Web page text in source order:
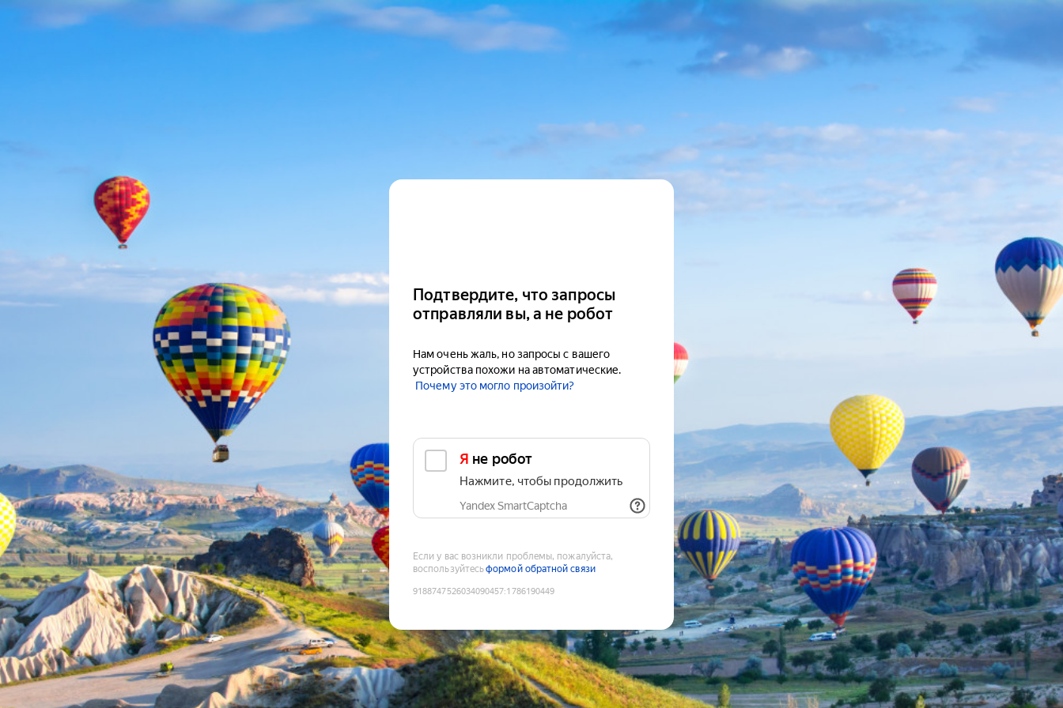
Подтвердите, что запросы
отправляли вы, а не робот
Нам очень жаль, но запросы с вашего
устройства похожи на автоматические.
Почему это могло произойти?
Я не робот
Нажмите, чтобы продолжить
Yandex SmartCaptcha
Если у вас возникли проблемы, пожалуйста,
воспользуйтесьформой обратной связи
9188747526034090457:1786190449